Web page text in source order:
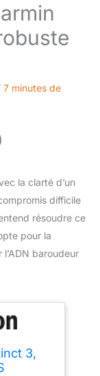
7 minutes de
la clarté d’un
difficile
résoudre ce
pour la
baroudeur
3,